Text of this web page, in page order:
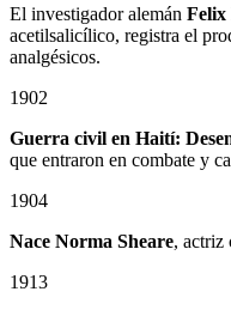
El investigador alemán Felix
acetilsalicílico, registra el
analgésicos.
1902
Guerra civil en Haití:
que entraron en combate y
1904
Nace Norma Sheare, actriz
1913